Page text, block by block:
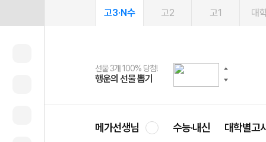
고3·N수 고2 고1 대
선물 3개 100% 당첨!
행운의 선물 뽑기
선물 100% 증정!
메가스터디 X 올리브
2027 러셀 단과
강사 공개선발
스마트러닝앱
설문 EVENT
메가패스
3일 무료 체험권
메가패스 수강생 무료혜택!
메가클럽 멤버십
사회공헌 캠페인
희망이룸 메가나눔
메가선생님 수능·내신 대학별고